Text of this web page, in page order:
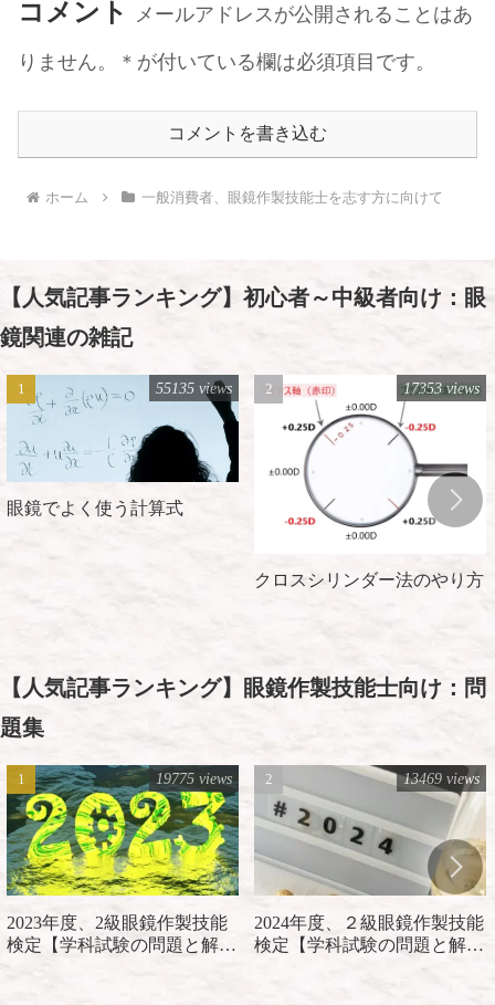
コメント メールアドレスが公開されることはあ
りません。＊が付いている欄は必須項目です。
コメントを書き込む
ホーム 一般消費者、眼鏡作製技能士を志す方に向けて
【人気記事ランキング】初心者～中級者向け：眼
鏡関連の雑記
眼鏡でよく使う計算式
55135 views
クロスシリンダー法のやり方
17353 views
【人気記事ランキング】眼鏡作製技能士向け：問
題集
2023年度、2級眼鏡作製技能
検定【学科試験の問題と解
19775 views
2024年度、２級眼鏡作製技能
検定【学科試験の問題と解
13469 views